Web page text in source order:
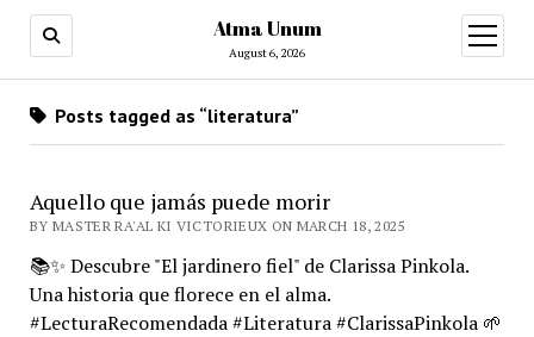
Atma Unum
August 6, 2026
open
menu
Posts tagged as “literatura”
Aquello que jamás puede morir
BY MASTER RA'AL KI VICTORIEUX ON MARCH 18, 2025
📚✨ Descubre "El jardinero fiel" de Clarissa Pinkola.
Una historia que florece en el alma.
#LecturaRecomendada #Literatura #ClarissaPinkola 🌱